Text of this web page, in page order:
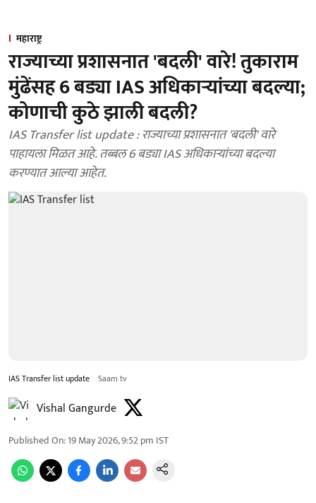
महाराष्ट्र
राज्याच्या प्रशासनात 'बदली' वारे! तुकाराम
मुंढेंसह 6 बड्या IAS अधिकाऱ्यांच्या बदल्या;
कोणाची कुठे झाली बदली?
IAS Transfer list update : राज्याच्या प्रशासनात 'बदली' वारे
पाहायला मिळत आहे. तब्बल 6 बड्या IAS अधिकाऱ्यांच्या बदल्या
करण्यात आल्या आहेत.
IAS Transfer list update Saam tv
Vishal Gangurde
Published On:19 May 2026, 9:52 pm IST